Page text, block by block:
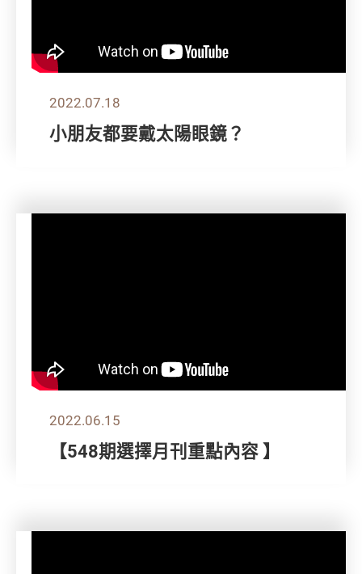
2022.07.18
小朋友都要戴太陽眼鏡？
2022.06.15
【548期選擇月刊重點內容 】